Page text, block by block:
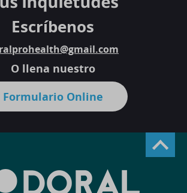
Escríbenos
O llena nuestro
Formulario Online